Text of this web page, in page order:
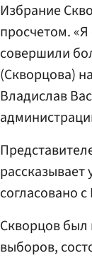
Избрание
просчетом.
совершили
(Скворцова)
Владислав
согласовано
Скворцов был
выборов,